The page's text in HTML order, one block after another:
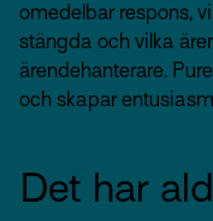
omedelbar respons,
stängda och vilka
ärendehanterare.
och skapar
Det har